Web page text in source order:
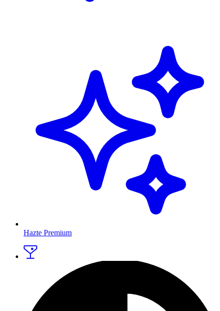
Hazte Premium